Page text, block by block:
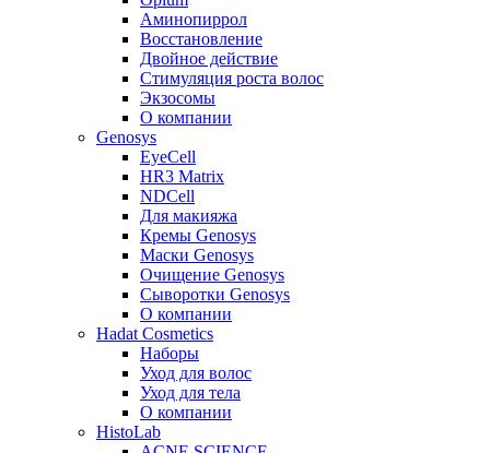
Аминопиррол
Восстановление
Двойное действие
Стимуляция роста волос
Экзосомы
О компании
Genosys
EyeCell
HR3 Matrix
NDCell
Для макияжа
Кремы Genosys
Маски Genosys
Очищение Genosys
Сыворотки Genosys
О компании
Hadat Cosmetics
Наборы
Уход для волос
Уход для тела
О компании
HistoLab